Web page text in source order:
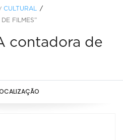
CULTURAL
FILMES”
contadora de